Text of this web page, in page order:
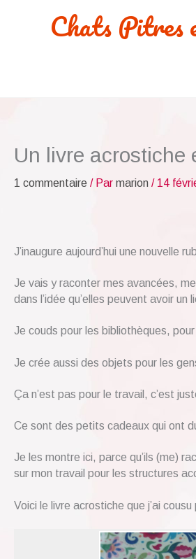
Chats Pitres
Un livre acrostiche
1 commentaire / Par marion / 14
J’inaugure aujourd’hui une
Je vais y raconter mes avancées,
dans l’idée qu’elles peuvent avoir
Je couds pour les bibliothèques,
Je crée aussi des objets pour les
Ça n’est pas pour le travail, c’est
Ce sont des petits cadeaux qui ont
Je les montre ici, parce qu’ils (me)
sur mon travail pour les structures
Voici le livre acrostiche que j’ai